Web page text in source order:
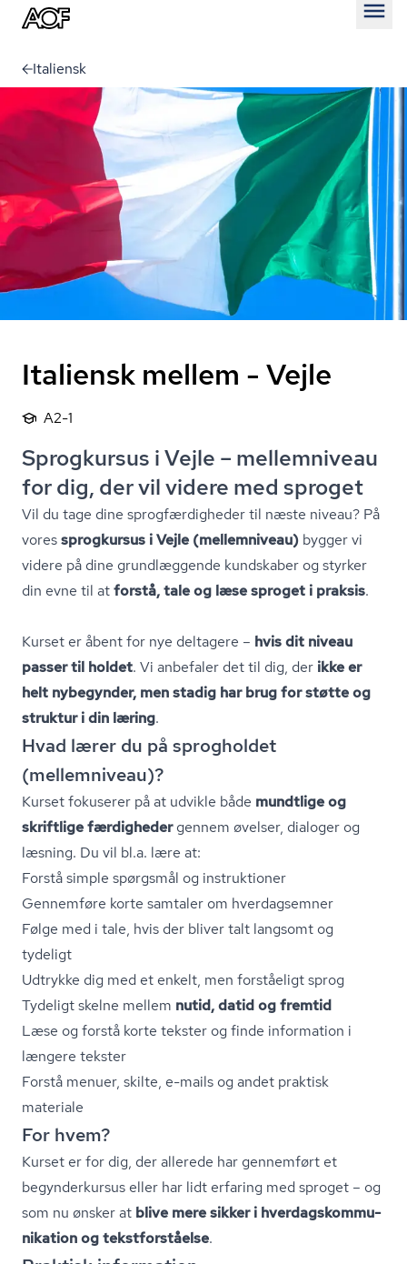
Italiensk
Italiensk mellem - Vejle
A2-1
Sprogkursus i Vejle – mellemniveau
for dig, der vil videre med sproget
Vil du tage dine sprog­fær­dig­he­der til næste niveau? På
voressprogkursus i Vejle (mellemniveau) bygger vi
videre på dine grundlæggende kundskaber og styrker
din evne til atforstå, tale og læse sproget i praksis.
Kurset er åbent for nye deltagere – hvis dit niveau
passer til holdet. Vi anbefaler det til dig, der ikke er
helt nybegynder, men stadig har brug for støtte og
struktur i din læring.
Hvad lærer du på sprogholdet
(mellemniveau)?
Kurset fokuserer på at udvikle både mundtlige og
skriftlige færdighedergennem øvelser, dialoger og
læsning. Du vil bl.a. lære at:
Forstå simple spørgsmål og instruktioner
Gennemføre korte samtaler om hverdagsemner
Følge med i tale, hvis der bliver talt langsomt og
tydeligt
Udtrykke dig med et enkelt, men forståeligt sprog
Tydeligt skelne mellem nutid, datid og fremtid
Læse og forstå korte tekster og finde information i
længere tekster
Forstå menuer, skilte, e-mails og andet praktisk
materiale
For hvem?
Kurset er for dig, der allerede har gennemført et
begynderkursus eller har lidt erfaring med sproget – og
som nu ønsker at blive mere sikker i hver­dagskom­mu­
ni­ka­tion og tekst­for­stå­el­se.